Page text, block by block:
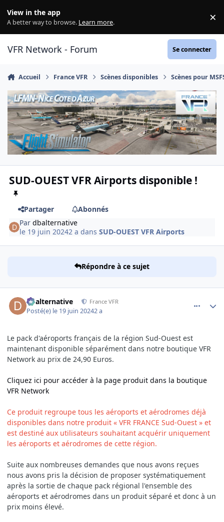
View in the app
A better way to browse. Learn more. ×
VFR Network - Forum Se connecter
Accueil France VFR Scènes disponibles Scènes pour
SUD-OUEST VFR Airports disponible !
Partager
Abonnés
Pardbalternative
le 19 juin 20242 a dansSUD-OUEST VFR Airports
Répondre à ce sujet
dbalternative France VFR
Posté(e) le 19 juin 20242 a
Le pack d'aéroports français de la région Sud-Ouest est
maintenant disponible séparément dans notre boutique VFR
Network au prix de 24,90 Euros.
Cliquez ici pour accéder à la page produit dans la boutique
VFR Network
Ce produit regroupe tous les aéroports et aérodromes déjà
disponibles dans notre produit « VFR FRANCE Sud-Ouest » et
est destiné aux utilisateurs souhaitant acquérir uniquement
les aéroports et aérodromes de cette région.
Suite aux nombreuses demandes que nous avons reçues
nous avons pris la décision de proposer systématiquement
après la sortie de chaque pack régional l'ensemble des
aéroports et aérodromes dans un produit séparé et donc à un
prix moins élevé.